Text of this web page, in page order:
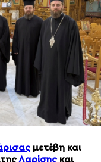
μετέβη και
Λαρίσης και